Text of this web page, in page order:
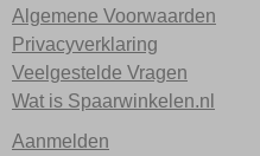
Algemene Voorwaarden
Privacyverklaring
Veelgestelde Vragen
Wat is Spaarwinkelen.nl
Aanmelden